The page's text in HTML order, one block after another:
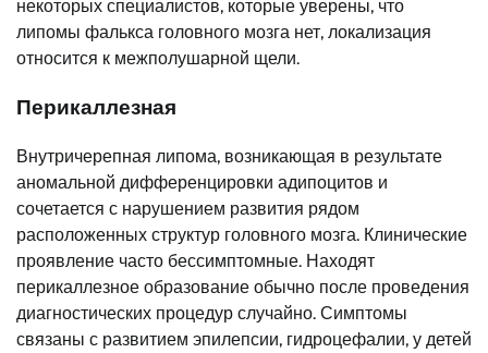
некоторых специалистов, которые уверены, что
липомы фалькса головного мозга нет, локализация
относится к межполушарной щели.
Перикаллезная
Внутричерепная липома, возникающая в результате
аномальной дифференцировки адипоцитов и
сочетается с нарушением развития рядом
расположенных структур головного мозга. Клинические
проявление часто бессимптомные. Находят
перикаллезное образование обычно после проведения
диагностических процедур случайно. Симптомы
связаны с развитием эпилепсии, гидроцефалии, у детей